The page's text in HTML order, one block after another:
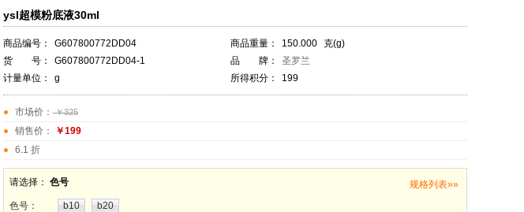
ysl超模粉底液30ml
商品编号： G607800772DD04 商品重量： 150.000 克(g)
货 号：
G607800772DD04-1 品 牌：
圣罗兰
计量单位：
g 所得积分： 199
市场价： ￥325
销售价：
￥199
6.1 折
请选择： 色号
规格列表»»
色号 ： b10
b20